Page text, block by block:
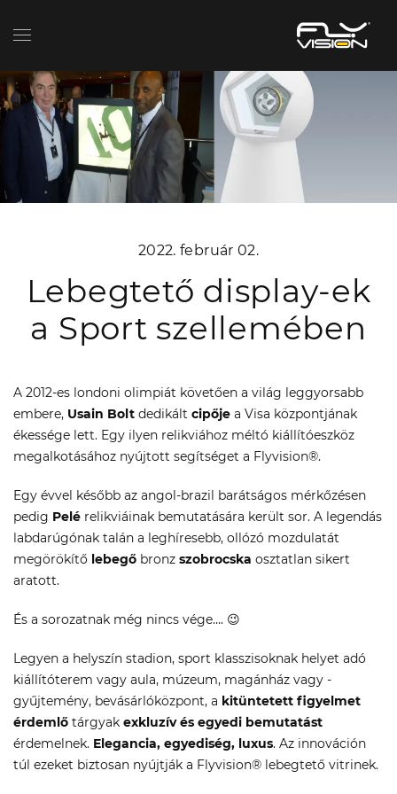
2022. február 02.
Lebegtető display-ek
a Sport szellemében
A 2012-es londoni olimpiát követően a világ leggyorsabb
embere, Usain Bolt dedikált cipője a Visa központjának
ékessége lett. Egy ilyen relikviához méltó kiállítóeszköz
megalkotásához nyújtott segítséget a Flyvision®.
Egy évvel később az angol-brazil barátságos mérkőzésen
pedig Pelé relikviáinak bemutatására került sor. A legendás
labdarúgónak talán a leghíresebb, ollózó mozdulatát
megörökítő lebegő bronz szobrocska osztatlan sikert
aratott.
És a sorozatnak még nincs vége…. 😉
Legyen a helyszín stadion, sport klasszisoknak helyet adó
kiállítóterem vagy aula, múzeum, magánház vagy -
gyűjtemény, bevásárlóközpont, a kitüntetett figyelmet
érdemlő tárgyak exkluzív és egyedi bemutatást
érdemelnek. Elegancia, egyediség, luxus. Az innováción
túl ezeket biztosan nyújtják a Flyvision® lebegtető vitrinek.